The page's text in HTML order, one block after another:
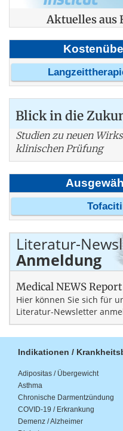
Aktuelles aus
Blick in die
Studien zu neuen
klinischen Prüfung
Literatur-
Anmeldung
Medical NEWS Report
Hier können Sie sich für
Literatur-Newsletter
Indikationen /
Adipositas / Übergewicht
Asthma
Chronische Darmentzündung
COVID-19 / Erkrankung
Demenz / Alzheimer